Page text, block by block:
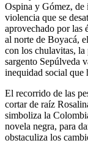
Ospina y Gómez, de
violencia que se
aprovechado por las
al norte de Boyacá,
con los chulavitas, la
sargento Sepúlveda
inequidad social que
El recorrido de las
cortar de raíz
simboliza la
novela negra, para
obstaculiza los